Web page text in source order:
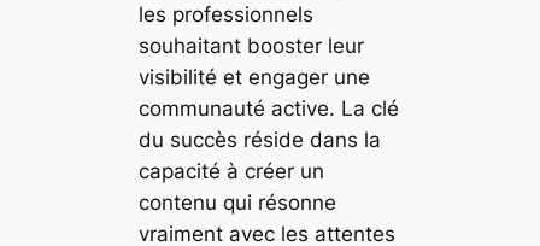
les professionnels
souhaitant booster leur
visibilité et engager une
communauté active. La clé
du succès réside dans la
capacité à créer un
contenu qui résonne
vraiment avec les attentes